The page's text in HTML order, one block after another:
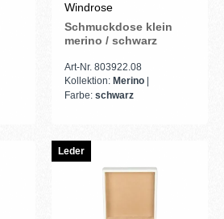
Windrose
Schmuckdose klein
merino / schwarz
Art-Nr. 803922.08
Kollektion: Merino
Farbe: schwarz
Leder